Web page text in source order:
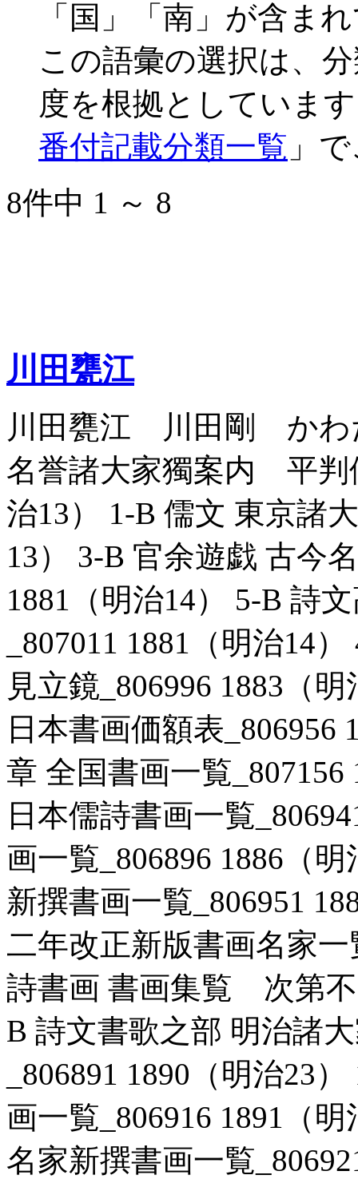
「国」「南」が含ま
この語彙の選択は、
度を根拠としていま
番付記載分類一覧 」
8件中 1 ～ 8
川田甕江
川田甕江 川田剛 かわ
名誉諸大家獨案内 平判
治13） 1-B 儒文 東京諸
13） 3-B 官余遊戯 古今
1881（明治14） 5-B 詩
_807011 1881（明治14
見立鏡_806996 1883（
日本書画価額表_806956
章 全国書画一覧
日本儒詩書画一覧
画一覧_806896 1886（
新撰書画一覧_806951
二年改正新版書画名家一
詩書画 書画集覧 次第不
B 詩文書歌之部 明治諸
_806891 1890（明治23
画一覧_806916 1891（
名家新撰書画一覧